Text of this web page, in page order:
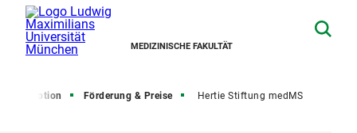
MEDIZINISCHE FAKULTÄT
Promotion Förderung & Preise Hertie Stiftung medMS